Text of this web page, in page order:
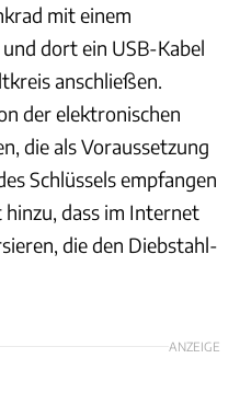
mit einem
dort ein USB-Kabel
anschließen.
der elektronischen
die als Voraussetzung
Schlüssels empfangen
dass im Internet
die den Diebstahl-
ANZEIGE